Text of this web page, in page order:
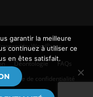
by WordPress.
Déontologie
FAQs
Politique de confidentialité
garantir la meilleure
continuez à utiliser ce
en êtes satisfait.